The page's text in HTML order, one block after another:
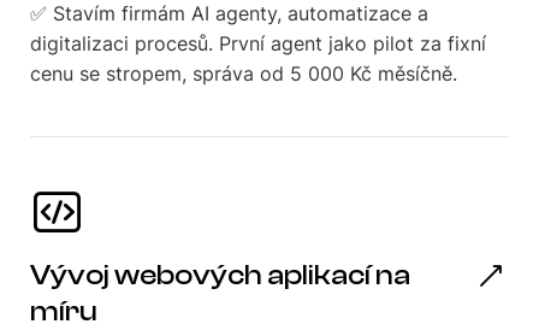
✅ Stavím firmám AI agenty, automatizace a
digitalizaci procesů. První agent jako pilot za fixní
cenu se stropem, správa od 5 000 Kč měsíčně.
Vývoj webových aplikací na
míru